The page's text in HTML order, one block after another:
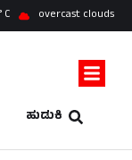
overcast clouds
ಹುಡುಕಿ